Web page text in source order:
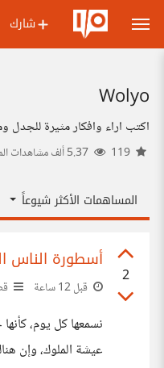
شارك
Wolyo
اكتب اراء وافكار مثيرة للجدل
المساهمات الأكثر شيوعاً
2
أسطورة الناس
قبل 12 ساعة